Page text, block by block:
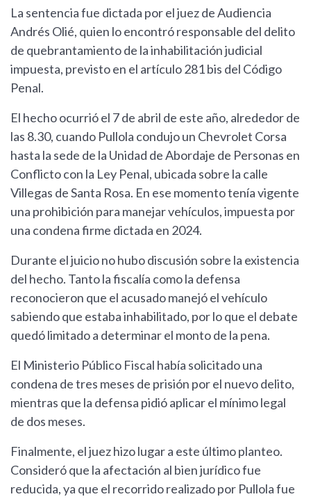
La sentencia fue dictada por el juez de Audiencia
Andrés Olié, quien lo encontró responsable del delito
de quebrantamiento de la inhabilitación judicial
impuesta, previsto en el artículo 281 bis del Código
Penal.
El hecho ocurrió el 7 de abril de este año, alrededor de
las 8.30, cuando Pullola condujo un Chevrolet Corsa
hasta la sede de la Unidad de Abordaje de Personas en
Conflicto con la Ley Penal, ubicada sobre la calle
Villegas de Santa Rosa. En ese momento tenía vigente
una prohibición para manejar vehículos, impuesta por
una condena firme dictada en 2024.
Durante el juicio no hubo discusión sobre la existencia
del hecho. Tanto la fiscalía como la defensa
reconocieron que el acusado manejó el vehículo
sabiendo que estaba inhabilitado, por lo que el debate
quedó limitado a determinar el monto de la pena.
El Ministerio Público Fiscal había solicitado una
condena de tres meses de prisión por el nuevo delito,
mientras que la defensa pidió aplicar el mínimo legal
de dos meses.
Finalmente, el juez hizo lugar a este último planteo.
Consideró que la afectación al bien jurídico fue
reducida, ya que el recorrido realizado por Pullola fue